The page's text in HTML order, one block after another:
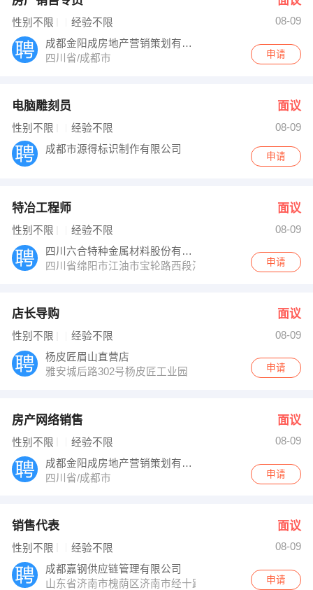
性别不限 经验不限
08-09
成都金阳成房地产营销策划有限公司
四川省/成都市
申请
电脑雕刻员 面议
性别不限 经验不限
08-09
成都市源得标识制作有限公司
申请
特冶工程师 面议
性别不限 经验不限
08-09
四川六合特种金属材料股份有限公司
四川省绵阳市江油市宝轮路西段河南工业园内
申请
店长导购 面议
性别不限 经验不限
08-09
杨皮匠眉山直营店
雅安城后路302号杨皮匠工业园
申请
房产网络销售 面议
性别不限 经验不限
08-09
成都金阳成房地产营销策划有限公司
四川省/成都市
申请
销售代表 面议
性别不限 经验不限
08-09
成都嘉钢供应链管理有限公司
山东省济南市槐荫区济南市经十路22799号和谐广场银座
申请